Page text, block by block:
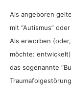
Als angeboren
mit “Autismus”
Als erworben
möchte:
das sogenannte